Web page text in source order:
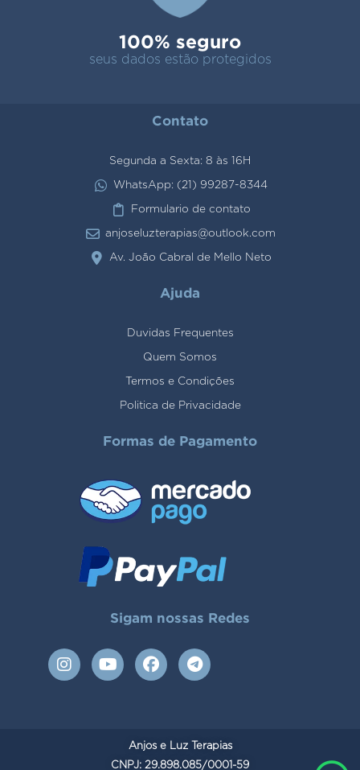
100% seguro
seus dados estão protegidos
Contato
Segunda a Sexta: 8 às 16H
WhatsApp: (21) 99287-8344
Formulario de contato
anjoseluzterapias@outlook.com
Av. João Cabral de Mello Neto
Ajuda
Duvidas Frequentes
Quem Somos
Termos e Condições
Politica de Privacidade
Formas de Pagamento
Sigam nossas Redes
I
n
Y
o
F
a
o
T
e
r
a
Anjos e Luz Terapias
CNPJ: 29.898.085/0001-59